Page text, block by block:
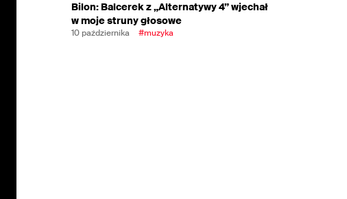
Bilon: Balcerek z „Alternatywy 4” wjechał
w moje struny głosowe
10 października #muzyka